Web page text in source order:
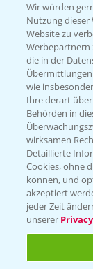
Hilfe
T.
Wir würden
Nutzung dieser
Website zu
Werbepartnern
die in der
wie
Ihre derart
Behörden in
wirksamen
Detaillierte
Cookies, ohne
können, und
akzeptiert
jeder Zeit
unserer